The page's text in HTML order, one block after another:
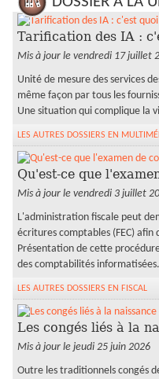
Tarification des IA :
Mis à jour le vendredi 17 juillet
Unité de mesure des services
même façon par tous les
Une situation qui complique la
LES AUTRES DOSSIERS EN
Qu'est-ce que
Mis à jour le vendredi 3 juillet
L'administration fiscale peut
écritures comptables (FEC) afin
Présentation de cette
des comptabilités informatisées.
LES AUTRES DOSSIERS EN FISCAL
Les congés liés à la
Mis à jour le jeudi 25 juin 2026
Outre les traditionnels congés